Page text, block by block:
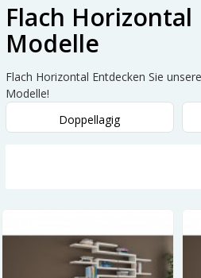
Flach Horizontal
Modelle
Flach Horizontal Entdecken Sie
Modelle!
Doppellagig